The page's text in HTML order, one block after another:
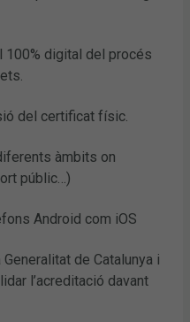
100% digital del procés
del certificat físic.
àmbits on
públic…)
Android com iOS
de Catalunya i
l’acreditació davant